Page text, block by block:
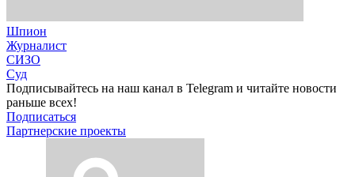
Шпион
Журналист
СИЗО
Суд
Подписывайтесь на наш канал в Telegram и читайте новости
раньше всех!
Подписаться
Партнерские проекты